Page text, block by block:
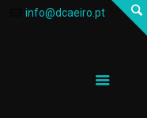
info@dcaeiro.pt